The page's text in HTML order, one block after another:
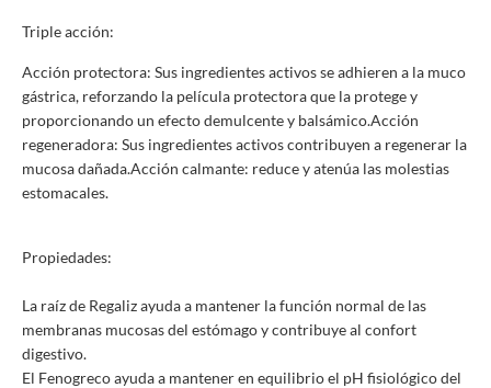
Triple acción:
Acción protectora: Sus ingredientes activos se adhieren a la muco
gástrica, reforzando la película protectora que la protege y
proporcionando un efecto demulcente y balsámico.Acción
regeneradora: Sus ingredientes activos contribuyen a regenerar la
mucosa dañada.Acción calmante: reduce y atenúa las molestias
estomacales.
Propiedades:
La raíz de Regaliz ayuda a mantener la función normal de las
membranas mucosas del estómago y contribuye al confort
digestivo.
El Fenogreco ayuda a mantener en equilibrio el pH fisiológico del